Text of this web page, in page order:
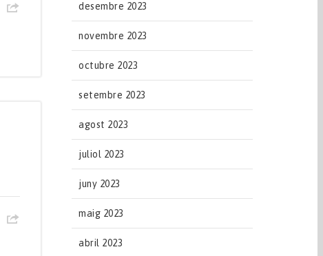
desembre 2023
novembre 2023
octubre 2023
setembre 2023
agost 2023
juliol 2023
juny 2023
maig 2023
abril 2023